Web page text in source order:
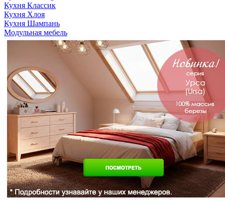
Кухня Классик
Кухня Хлоя
Кухня Шампань
Модульная мебель